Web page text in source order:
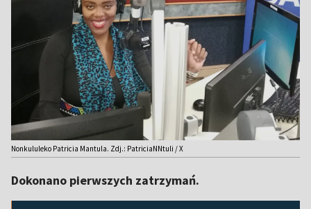
Nonkululeko Patricia Mantula. Zdj.: PatriciaNNtuli / X
Dokonano pierwszych zatrzymań.